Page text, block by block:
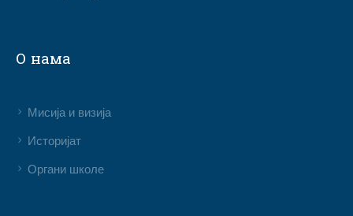
О нама
Мисија и визија
Историјат
Органи школе